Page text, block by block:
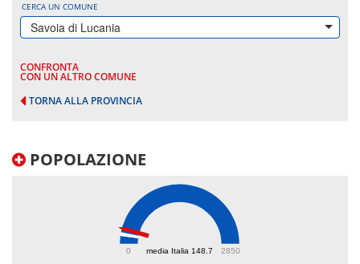
CERCA UN COMUNE
Savoia di Lucania
CONFRONTA
CON UN ALTRO COMUNE
TORNA ALLA PROVINCIA
POPOLAZIONE
media Italia 148.7
0 2850